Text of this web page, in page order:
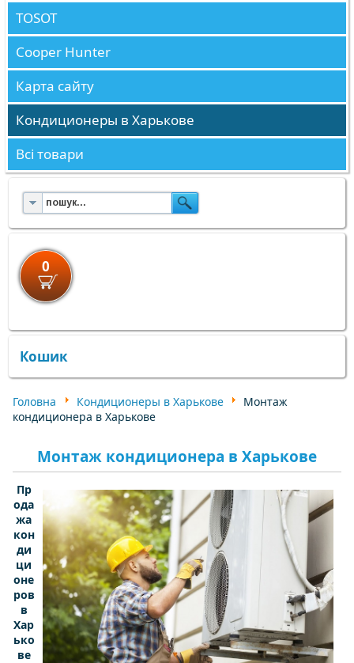
TOSOT
Cooper Hunter
Карта сайту
Кондиционеры в Харькове
Всі товари
0
×
×
Кошик
Головна Кондиционеры в Харькове
Монтаж
кондиционера в Харькове
Монтаж кондиционера в Харькове
Пр
ода
жа
кон
ди
ци
оне
ров
в
Хар
ько
ве